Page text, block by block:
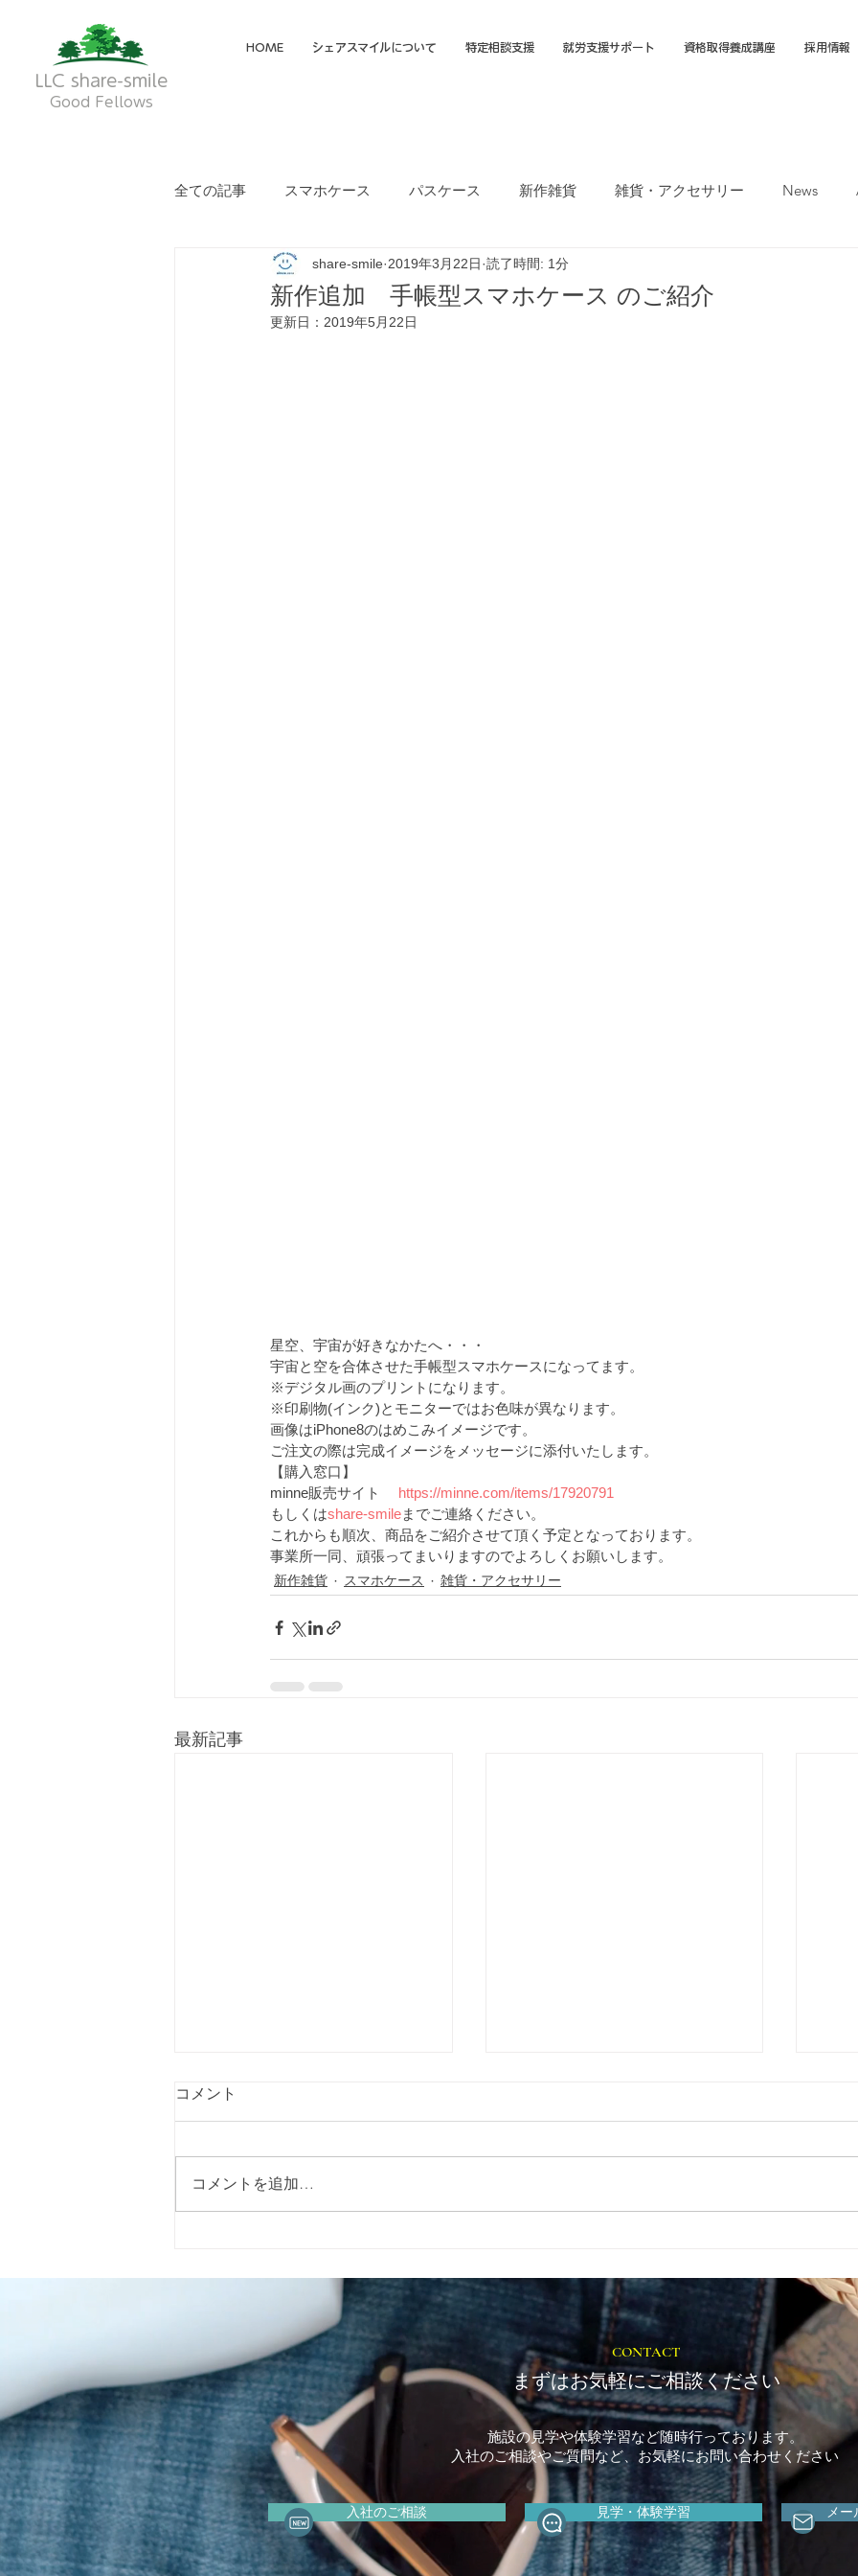
LLC share-smile
Good Fellows
HOME シェアスマイルについて 特定相談支援 就労支援サポート 資格取得養成講座 採用情報
全ての記事 スマホケース パスケース 新作雑貨 雑貨・アクセサリー News
メイディア掲載・動画 フクオカTシャツマーケット
新作追加 手帳型スマホケース のご紹介
share-smile 2019年3月22日 読了時間: 1分
更新日： 2019年5月22日
星空、宇宙が好きなかたへ・・・
宇宙と空を合体させた手帳型スマホケースになってます。
※デジタル画のプリントになります。
※印刷物(インク)とモニターではお色味が異なります。
画像はiPhone8のはめこみイメージです。
ご注文の際は完成イメージをメッセージに添付いたします。
【購入窓口】
minne販売サイト https://minne.com/items/17920791
もしくはshare-smileまでご連絡ください。
これからも順次、商品をご紹介させて頂く予定となっております。
事業所一同、頑張ってまいりますのでよろしくお願いします。
新作雑貨 スマホケース 雑貨・アクセサリー
最新記事
リボンマルシェ」 に出店いた
コメント
コメントを追加…
CONTACT
まずはお気軽にご相談ください
施設の見学や体験学習など随時行っております。
入社のご相談やご質問など、お気軽にお問い合わせください
入社のご相談 見学・体験学習 メー